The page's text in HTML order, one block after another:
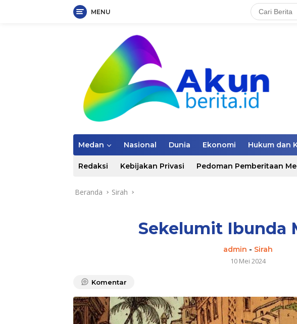
MENU
Medan Nasional Dunia Ekonomi Hukum dan
Redaksi Kebijakan Privasi Pedoman Pemberitaan
Beranda Sirah
Sekelumit Ibunda
admin - Sirah
10 Mei 2024
Komentar